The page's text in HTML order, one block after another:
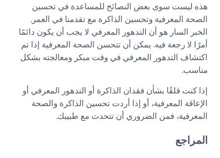
هذه ليست سوى بعض النصائح للمساعدة في تحسين
الصحة المعرفية وتحسين الذاكرة مع تقدمنا في العمر.
الخبر السار هو أن التدهور المعرفي لا يجب أن يكون دائمًا
أمرًا لا رجعة فيه. يمكن أن تتحسن الصحة المعرفية إذا تم
اكتشاف التدهور المعرفي في وقت مبكر ومعالجته بشكل
مناسب.
إذا كنت قلقًا بشأن فقدان الذاكرة أو التدهور المعرفي أو
الإعاقة المعرفية، أو إذا أردت تحسين الذاكرة والصحة
المعرفية، فمن الضروري أن تتحدث مع طبيبك.
المراجع